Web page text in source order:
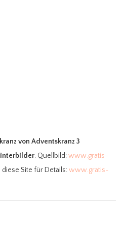
von Adventskranz 3
. Quellbild:www.gratis-
diese Site für Details:www.gratis-